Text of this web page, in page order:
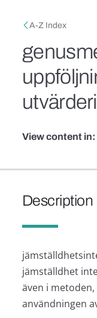
A-Z Index
View content in:
Description
jämställdhet
även i
användningen